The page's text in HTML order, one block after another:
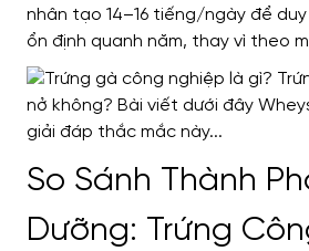
nhân tạo 14–16 tiếng/ngày để
ổn định quanh năm, thay vì theo
So Sánh Thành
Dưỡng: Trứng